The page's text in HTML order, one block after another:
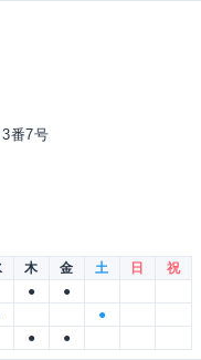
番7号
木 金 土 日
祝
●
●
●
● ●